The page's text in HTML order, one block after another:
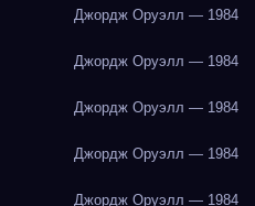
Джордж Оруэлл — 1984
Джордж Оруэлл — 1984
Джордж Оруэлл — 1984
Джордж Оруэлл — 1984
Джордж Оруэлл — 1984